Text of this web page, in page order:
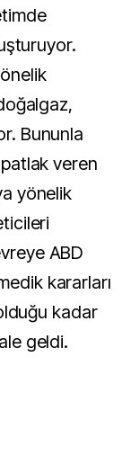
Bununla
veren
yönelik
ABD
kararları
kadar
geldi.